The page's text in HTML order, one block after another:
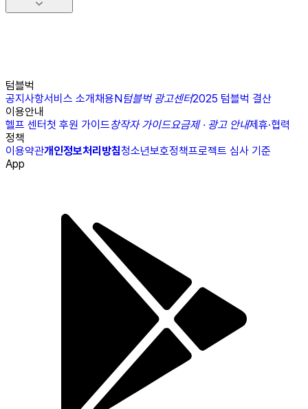
텀블벅
공지사항서비스 소개채용N텀블벅 광고센터2025 텀블벅 결산
이용안내
헬프 센터첫 후원 가이드창작자 가이드요금제 · 광고 안내제휴·협력
정책
이용약관개인정보처리방침청소년보호정책프로젝트 심사 기준
App